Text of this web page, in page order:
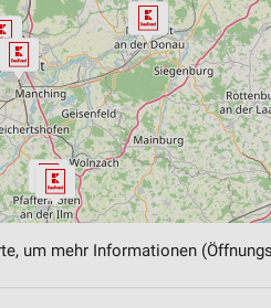
um mehr Informationen